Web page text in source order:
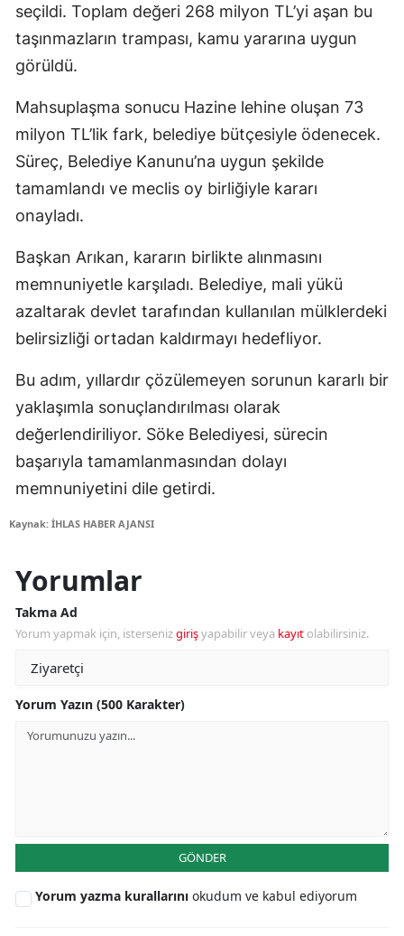
seçildi. Toplam değeri 268 milyon TL’yi aşan bu
taşınmazların trampası, kamu yararına uygun
görüldü.
Mahsuplaşma sonucu Hazine lehine oluşan 73
milyon TL’lik fark, belediye bütçesiyle ödenecek.
Süreç, Belediye Kanunu’na uygun şekilde
tamamlandı ve meclis oy birliğiyle kararı
onayladı.
Başkan Arıkan, kararın birlikte alınmasını
memnuniyetle karşıladı. Belediye, mali yükü
azaltarak devlet tarafından kullanılan mülklerdeki
belirsizliği ortadan kaldırmayı hedefliyor.
Bu adım, yıllardır çözülemeyen sorunun kararlı bir
yaklaşımla sonuçlandırılması olarak
değerlendiriliyor. Söke Belediyesi, sürecin
başarıyla tamamlanmasından dolayı
memnuniyetini dile getirdi.
Kaynak: İHLAS HABER AJANSI
Yorumlar
Takma Ad
Yorum yapmak için, istersenizgirişyapabilir veya kayıt olabilirsiniz.
Yorum Yazın (500 Karakter)
GÖNDER
Yorum yazma kurallarını okudum ve kabul ediyorum